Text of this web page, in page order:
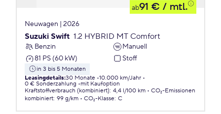
ab91 € / mtl.
Neuwagen | 2026
Suzuki Swift 1.2 HYBRID MT Comfort
Benzin
Manuell
81 PS (60 kW)
Stoff
in 3 bis 5 Monaten
Leasingdetails:30 Monate 10.000 km/Jahr
0 € Sonderzahlung
mit Kaufoption
Kraftstoffverbrauch (kombiniert): 4,4 l/100 km
CO₂-Emissionen
kombiniert: 99 g/km CO₂-Klasse: C